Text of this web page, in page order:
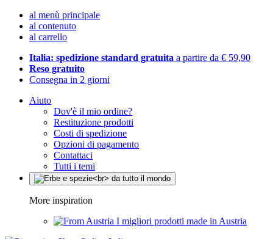
al menù principale
al contenuto
al carrello
Italia: spedizione standard gratuita a partire da € 59,90
Reso gratuito
Consegna in 2 giorni
Aiuto
Dov'è il mio ordine?
Restituzione prodotti
Costi di spedizione
Opzioni di pagamento
Contattaci
Tutti i temi
More inspiration
I migliori prodotti made in Austria